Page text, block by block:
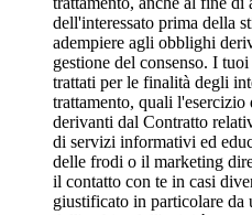
dell'interessato prima della
adempiere agli obblighi
gestione del consenso. I
trattati per le finalità degli
trattamento, quali
derivanti dal Contratto
di servizi informativi ed
delle frodi o il marketing
il contatto con te in casi
giustificato in particolare da